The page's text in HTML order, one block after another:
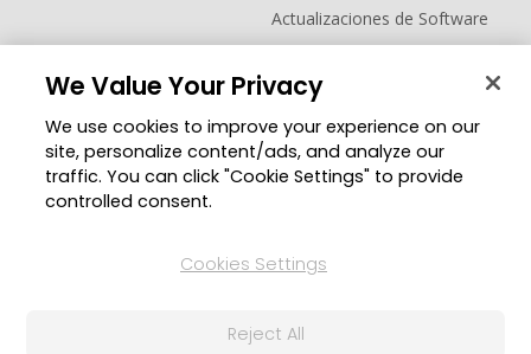
Actualizaciones de Software
Centro de Aprendizaje
Zona de Miembros
Blog
Cambiar región
We Value Your Privacy
We use cookies to improve your experience on our
site, personalize content/ads, and analyze our
traffic. You can click "Cookie Settings" to provide
controlled consent.
Cookies Settings
Reject All